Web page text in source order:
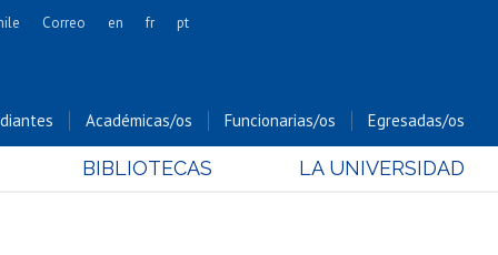
Cs. Forestales y Conservación
Cs. Sociales
Correo en fr pt
Académicas/os Funcionarias/os Egresadas/os
BIBLIOTECAS LA UNIVERSIDAD